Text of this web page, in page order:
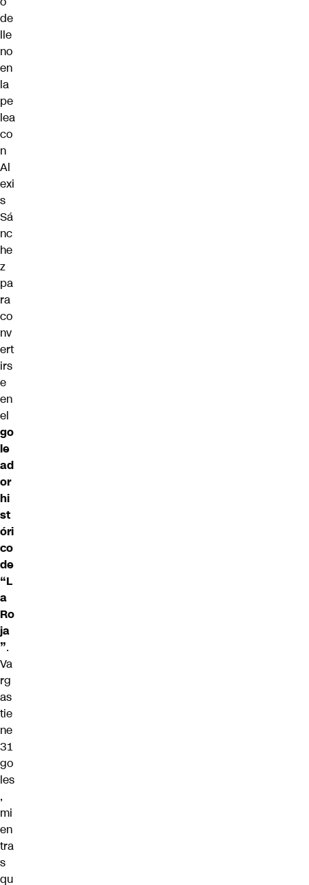
de
lle
no
en
la
pe
lea
co
n
Al
exi
s
Sá
nc
he
z
pa
ra
co
nv
ert
irs
e
en
el
go
le
ad
or
hi
st
óri
co
de
“L
a
Ro
ja
”.
Va
rg
as
tie
ne
31
go
les
,
mi
en
tra
s
qu